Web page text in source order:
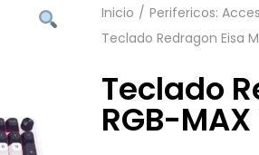
Inicio / Perifericos:
Teclado Redragon Eisa
Teclado
RGB-